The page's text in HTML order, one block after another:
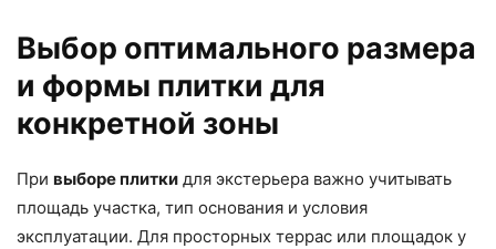
Выбор оптимального размера
и формы плитки для
конкретной зоны
При выборе плитки для экстерьера важно учитывать
площадь участка, тип основания и условия
эксплуатации. Для просторных террас или площадок у